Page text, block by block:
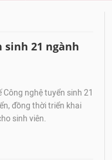
sinh 21 ngành
nghệ tuyển sinh 21
đồng thời triển khai
sinh viên.